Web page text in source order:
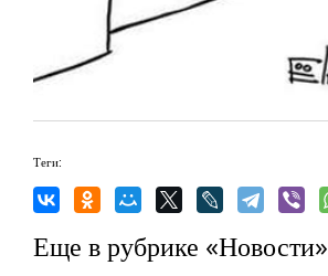
Теги:
Еще в рубрике «Новости»